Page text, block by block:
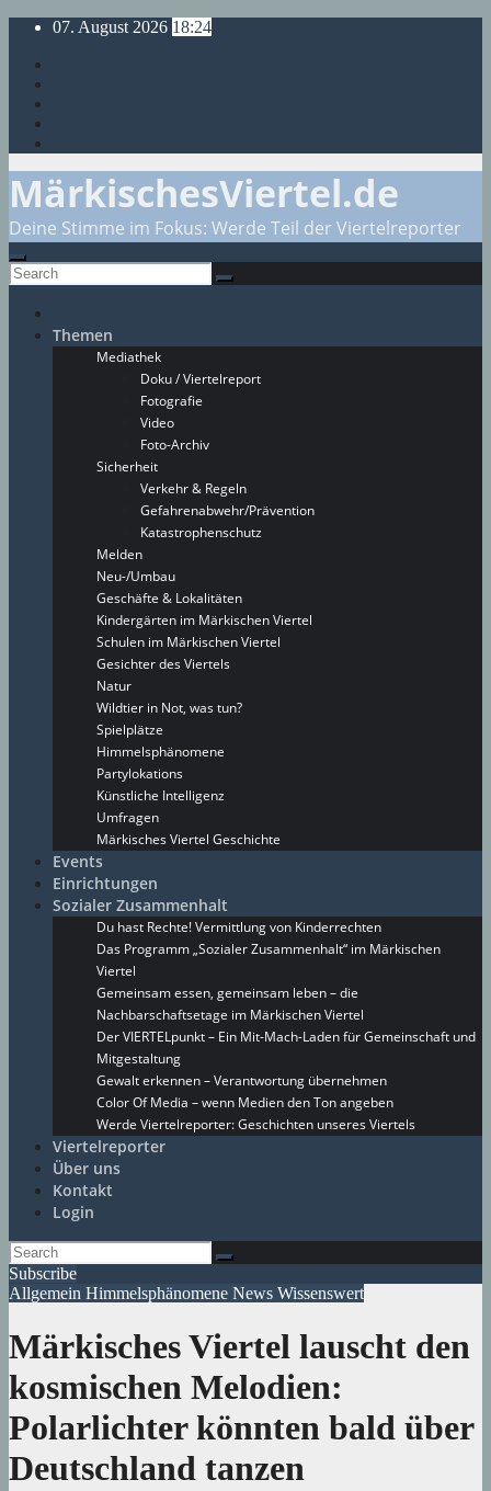
Skip
content
07. August 2026 18:24
MärkischesViertel.de
Deine Stimme im Fokus: Werde Teil der Viertelreporter
Themen
Mediathek
Doku / Viertelreport
Fotografie
Video
Foto-Archiv
Sicherheit
Verkehr & Regeln
Gefahrenabwehr/Prävention
Katastrophenschutz
Melden
Neu-/Umbau
Geschäfte & Lokalitäten
Kindergärten im Märkischen Viertel
Schulen im Märkischen Viertel
Gesichter des Viertels
Natur
Wildtier in Not, was tun?
Spielplätze
Himmelsphänomene
Partylokations
Künstliche Intelligenz
Umfragen
Märkisches Viertel Geschichte
Events
Einrichtungen
Sozialer Zusammenhalt
Du hast Rechte! Vermittlung von Kinderrechten
Das Programm „Sozialer Zusammenhalt“ im Märkischen
Viertel
Gemeinsam essen, gemeinsam leben – die
Nachbarschaftsetage im Märkischen Viertel
Der VIERTELpunkt – Ein Mit-Mach-Laden für Gemeinschaft und
Mitgestaltung
Gewalt erkennen – Verantwortung übernehmen
Color Of Media – wenn Medien den Ton angeben
Werde Viertelreporter: Geschichten unseres Viertels
Viertelreporter
Über uns
Kontakt
Login
Subscribe
Allgemein Himmelsphänomene News Wissenswert
Märkisches Viertel lauscht den
kosmischen Melodien:
Polarlichter könnten bald über
Deutschland tanzen